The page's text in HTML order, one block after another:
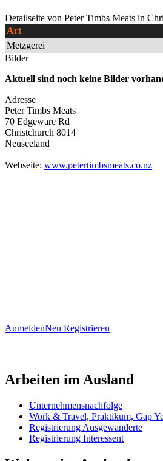
Detailseite von Peter Timbs Meats in
Art
Metzgerei
Bilder
Aktuell sind noch keine Bilder
Adresse
Peter Timbs Meats
70 Edgeware Rd
Christchurch 8014
Neuseeland
Webseite: www.petertimbsmeats.co.nz
AnmeldenNeu Registrieren
Arbeiten im Ausland
Unternehmensnachfolge
Work & Travel, Praktikum, Gap
Registrierung Ausgewanderte
Registrierung Interessent